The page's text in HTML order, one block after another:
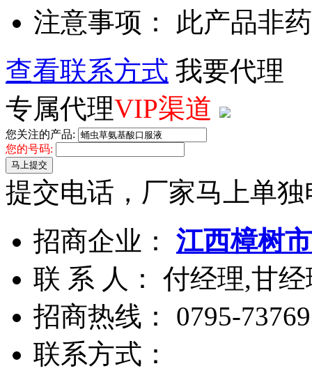
注意事项： 此产品非
查看联系方式 我要代理
专属代理VIP渠道
您关注的产品:
您的号码:
马上提交
提交电话，厂家马上单
招商企业： 江西樟树
联 系 人： 付经理,甘
招商热线： 0795-
联系方式：